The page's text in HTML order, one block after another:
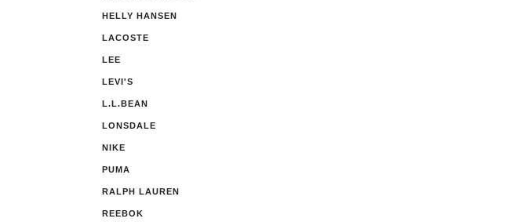
HELLY HANSEN
LACOSTE
LEE
LEVI'S
L.L.BEAN
LONSDALE
NIKE
PUMA
RALPH LAUREN
REEBOK